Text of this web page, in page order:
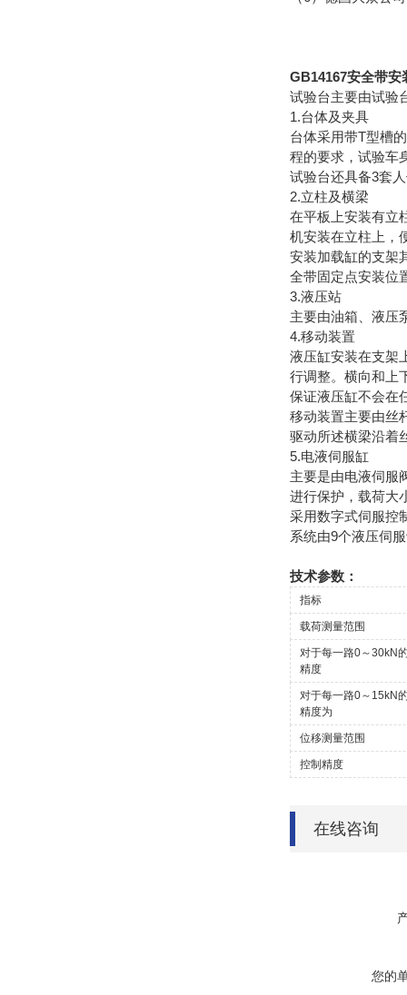
GB14167安全带安
试验台主要由试验
1.台体及夹具
台体采用带T型槽
程的要求，试验车
试验台还具备3套
2.立柱及横梁
在平板上安装有立
机安装在立柱上，
安装加载缸的支架
全带固定点安装位
3.液压站
主要由油箱、液压
4.移动装置
液压缸安装在支架
行调整。横向和上
保证液压缸不会在
移动装置主要由丝
驱动所述横梁沿着
5.电液伺服缸
主要是由电液伺服
进行保护，载荷大
采用数字式伺服控
系统由9个液压伺
技术参数：
指标
载荷测量范围
对于每一路0～30kN
精度
对于每一路0～15kN
精度为
位移测量范围
控制精度
在线咨询
您的